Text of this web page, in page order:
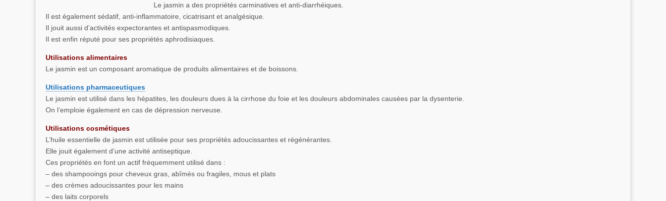
Le jasmin a des propriétés carminatives et anti-diarrhéiques.
Il est également sédatif, anti-inflammatoire, cicatrisant et analgésique.
Il jouit aussi d’activités expectorantes et antispasmodiques.
Il est enfin réputé pour ses propriétés aphrodisiaques.
Utilisations alimentaires
Le jasmin est un composant aromatique de produits alimentaires et de boissons.
Utilisations pharmaceutiques
Le jasmin est utilisé dans les hépatites, les douleurs dues à la cirrhose du foie et les douleurs abdominales causées par la dysenterie.
On l’emploie également en cas de dépression nerveuse.
Utilisations cosmétiques
L’huile essentielle de jasmin est utilisée pour ses propriétés adoucissantes et régénérantes.
Elle jouit également d’une activité antiseptique.
Ces propriétés en font un actif fréquemment utilisé dans :
– des shampooings pour cheveux gras, abîmés ou fragiles, mous et plats
– des crèmes adoucissantes pour les mains
– des laits corporels